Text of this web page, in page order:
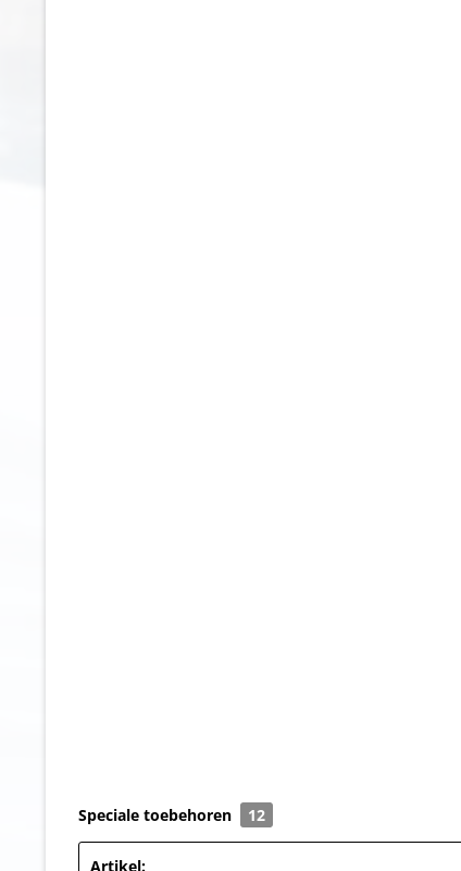
Speciale toebehoren 12
Artikel: